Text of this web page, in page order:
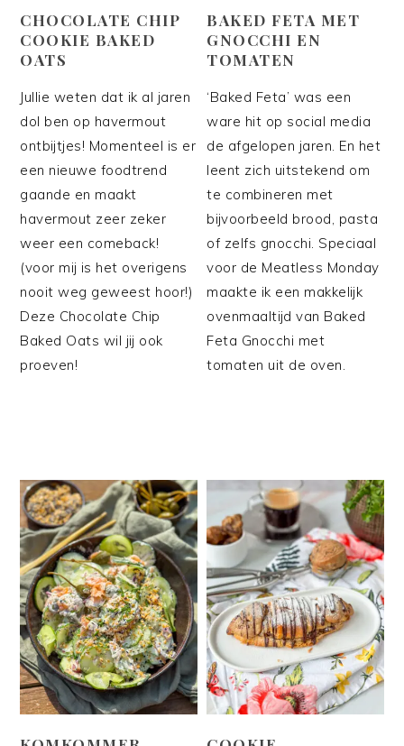
CHOCOLATE CHIP
COOKIE BAKED
OATS
Jullie weten dat ik al jaren
dol ben op havermout
ontbijtjes! Momenteel is er
een nieuwe foodtrend
gaande en maakt
havermout zeer zeker
weer een comeback!
(voor mij is het overigens
nooit weg geweest hoor!)
Deze Chocolate Chip
Baked Oats wil jij ook
proeven!
BAKED FETA MET
GNOCCHI EN
TOMATEN
‘Baked Feta’ was een
ware hit op social media
de afgelopen jaren. En het
leent zich uitstekend om
te combineren met
bijvoorbeeld brood, pasta
of zelfs gnocchi. Speciaal
voor de Meatless Monday
maakte ik een makkelijk
ovenmaaltijd van Baked
Feta Gnocchi met
tomaten uit de oven.